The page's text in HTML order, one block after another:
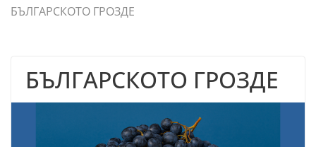
БЪЛГАРСКОТО ГРОЗДЕ
БЪЛГАРСКОТО ГРОЗДЕ